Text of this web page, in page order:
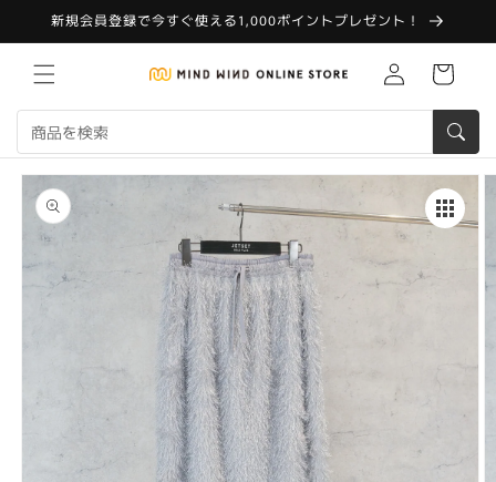
ンツに
進む
新規会員登録で今すぐ使える1,000ポイントプレゼント！
Translation
missing:
カ
ー
商品情
報にス
キップ